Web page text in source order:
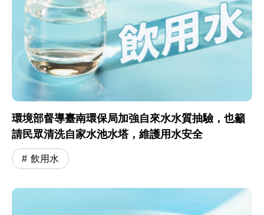
環境部督導臺南環保局加強自來水水質抽驗，也籲
請民眾清洗自家水池水塔，維護用水安全
飲用水